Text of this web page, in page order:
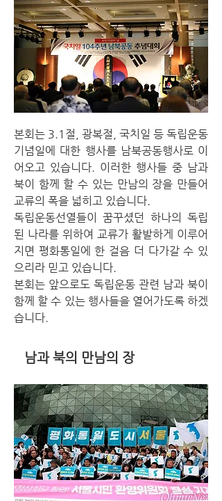
본회는 3.1절, 광복절, 국치일 등 독립운동
기념일에 대한 행사를 남북공동행사로 이
어오고 있습니다. 이러한 행사들 중 남과
북이 함께 할 수 있는 만남의 장을 만들어
교류의 폭을 넓히고 있습니다.
독립운동선열들이 꿈꾸셨던 하나의 독립
된 나라를 위하여 교류가 활발하게 이루어
지면 평화통일에 한 걸음 더 다가갈 수 있
으리라 믿고 있습니다.
본회는 앞으로도 독립운동 관련 남과 북이
함께 할 수 있는 행사들을 열어가도록 하겠
습니다.
남과 북의 만남의 장